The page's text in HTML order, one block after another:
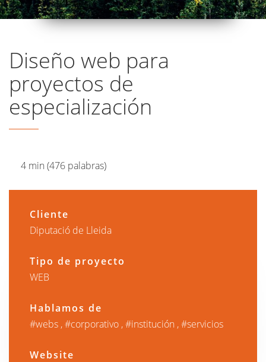
Diseño web para
proyectos de
especialización
4 min (476 palabras)
Cliente
Diputació de Lleida
Tipo de proyecto
WEB
Hablamos de
webs
corporativo institución servicios
Website